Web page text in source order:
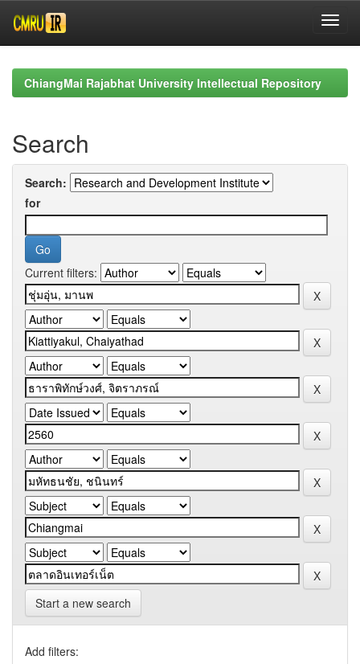
navigationChiangMai Rajabhat University Intellectual Repository
Search
Search:
for
Current filters:
Start a new search
Add filters: